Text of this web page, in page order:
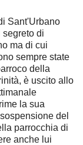
Sant'Urbano
di
ma di cui
sempre state
della
è uscito allo
la sua
del
parrocchia di
anche lui